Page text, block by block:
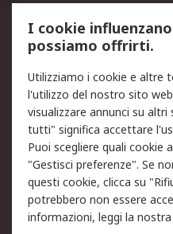
Legale
Informativa Cookie
Email Security
Condizioni di vendita
Etica e responsabilità
Chi Siamo
I cookie
possiamo offrirti.
Utilizziamo i cookie e altre
l'utilizzo del nostro sito
visualizzare annunci su
tutti" significa accettare
Puoi scegliere quali cookie
"Gestisci preferenze". Se
questi cookie, clicca su
potrebbero non essere
informazioni, leggi la nostra